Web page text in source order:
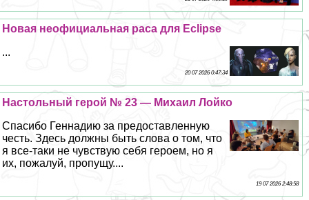
Новая неофициальная раса для Eclipse
...
20 07 2026 0:47:34
Настольный герой № 23 — Михаил Лойко
Спасибо Геннадию за предоставленную
честь. Здесь должны быть слова о том, что
я все-таки не чувствую себя героем, но я
их, пожалуй, пропущу....
19 07 2026 2:48:58